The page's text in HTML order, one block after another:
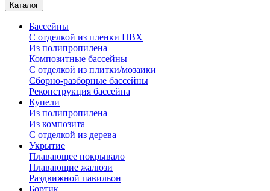
Каталог
Бассейны
С отделкой из пленки ПВХ
Из полипропилена
Композитные бассейны
С отделкой из плитки/мозаики
Сборно-разборные бассейны
Реконструкция бассейна
Купели
Из полипропилена
Из композита
С отделкой из дерева
Укрытие
Плавающее покрывало
Плавающие жалюзи
Раздвижной павильон
Бортик